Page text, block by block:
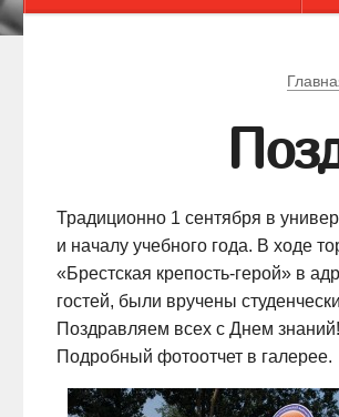
Традиционно 1 сентября в
и началу учебного года. В ходе
«Брестская крепость-герой» в
гостей, были вручены
Поздравляем всех с Днем
Подробный фотоотчет в галерее.